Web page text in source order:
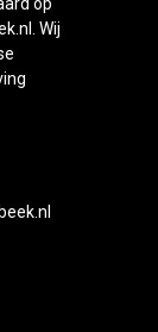
Wij